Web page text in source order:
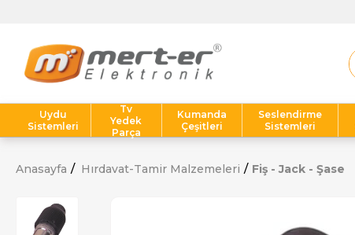
Uydu
Sistemleri
Tv
Yedek
Parça
Kumanda
Çeşitleri
Seslendirme
Sistemleri
Anasayfa Hırdavat-Tamir Malzemeleri Fiş - Jack - Şase